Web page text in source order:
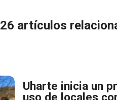
26 artículos
Uharte inicia un
uso de locales